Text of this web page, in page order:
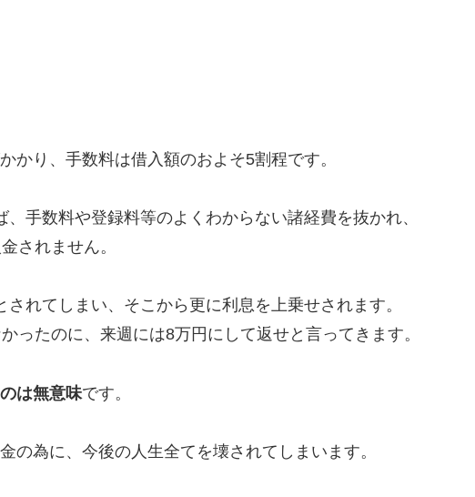
かり、手数料は借入額のおよそ5割程です。
、手数料や登録料等のよくわからない諸経費を抜かれ、
されません。
されてしまい、そこから更に利息を上乗せされます。
ったのに、来週には8万円にして返せと言ってきます。
は無意味です。
の為に、今後の人生全てを壊されてしまいます。